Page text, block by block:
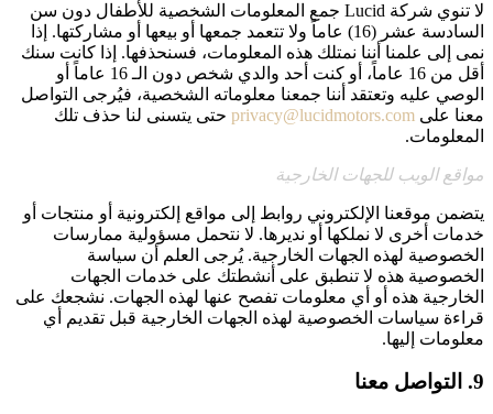
لا تنوي شركة Lucid جمع المعلومات الشخصية للأطفال دون سن
السادسة عشر (16) عاماً ولا تتعمد جمعها أو بيعها أو مشاركتها. إذا
نمى إلى علمنا أننا نمتلك هذه المعلومات، فسنحذفها. إذا كانت سنك
أقل من 16 عاماً، أو كنت أحد والدي شخص دون الـ 16 عاماً أو
الوصي عليه وتعتقد أننا جمعنا معلوماته الشخصية، فيُرجى التواصل
معنا على privacy@lucidmotors.com حتى يتسنى لنا حذف تلك
المعلومات.
مواقع الويب للجهات الخارجية
يتضمن موقعنا الإلكتروني روابط إلى مواقع إلكترونية أو منتجات أو
خدمات أخرى لا نملكها أو نديرها. لا نتحمل مسؤولية ممارسات
الخصوصية لهذه الجهات الخارجية. يُرجى العلم أن سياسة
الخصوصية هذه لا تنطبق على أنشطتك على خدمات الجهات
الخارجية هذه أو أي معلومات تفصح عنها لهذه الجهات. نشجعك على
قراءة سياسات الخصوصية لهذه الجهات الخارجية قبل تقديم أي
معلومات إليها.
9. التواصل معنا